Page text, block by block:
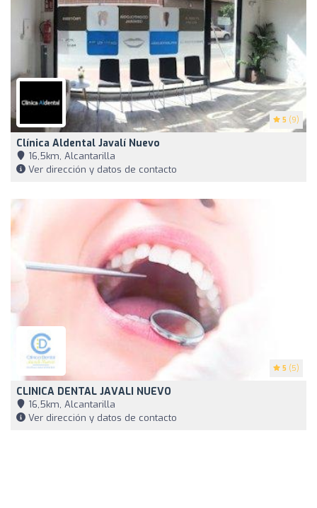
5 (9)
Clínica Aldental Javalí Nuevo
16,5km, Alcantarilla
Ver dirección y datos de contacto
5 (5)
CLINICA DENTAL JAVALI NUEVO
16,5km, Alcantarilla
Ver dirección y datos de contacto